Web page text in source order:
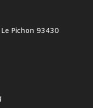
Pichon 93430
S’ouvre